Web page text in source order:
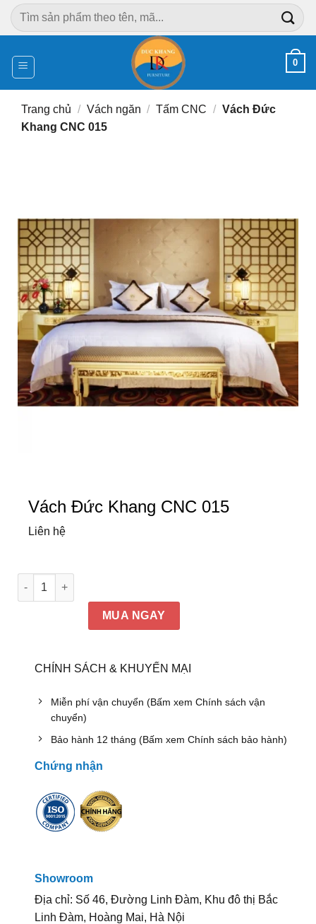
Chuyển
đến
dung
Tìm
kiếm:
0
Trang chủ / Vách ngăn / Tấm CNC / Vách Đức
Khang CNC 015
Vách Đức Khang CNC 015
Liên hệ
Vách Đức Khang CNC 015 số lượng
MUA NGAY
CHÍNH SÁCH & KHUYẾN MẠI
Miễn phí vận chuyển (Bấm xem Chính sách vận
chuyển)
Bảo hành 12 tháng (Bấm xem Chính sách bảo hành)
Chứng nhận
Showroom
Địa chỉ: Số 46, Đường Linh Đàm, Khu đô thị Bắc
Linh Đàm, Hoàng Mai, Hà Nội